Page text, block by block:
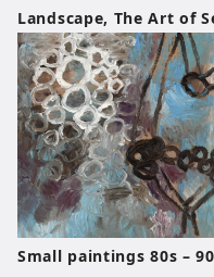
Landscape, The Art of
Small paintings 80s –